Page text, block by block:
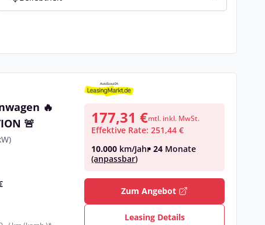
🔥
🚨
177,31 €mtl. inkl. MwSt.
Effektive Rate: 251,44 €
10.000 km/Jahr• 24 Monate
(anpassbar)
Zum Angebot
Leasing Details